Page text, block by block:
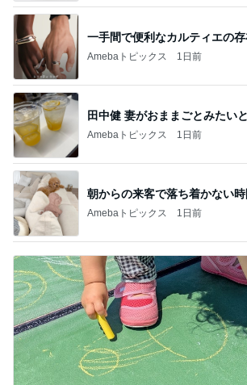
一手間で便利なカルティエの
Amebaトピックス 1日前
田中健 妻がおままごとみたい
Amebaトピックス 1日前
朝からの来客で落ち着かない
Amebaトピックス 1日前